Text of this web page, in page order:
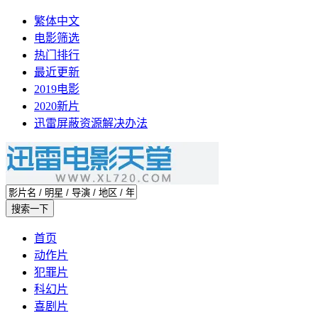
繁体中文
电影筛选
热门排行
最近更新
2019电影
2020新片
迅雷屏蔽资源解决办法
首页
动作片
犯罪片
科幻片
喜剧片